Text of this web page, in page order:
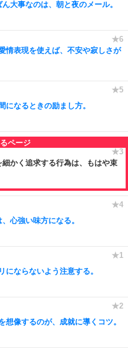
大事なのは、朝と夜のメール。
情表現を使えば、不安や寂しさが
になるときの励まし方。
かく追求する行為は、もはや束
心強い味方になる。
にならないよう注意する。
想像するのが、成就に導くコツ。